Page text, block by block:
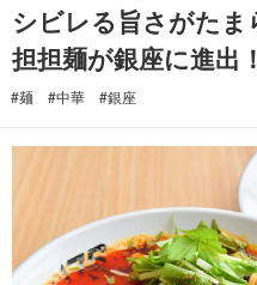
シビレる旨さがた
担担麺が銀座に進出！
#麺 #中華 #銀座